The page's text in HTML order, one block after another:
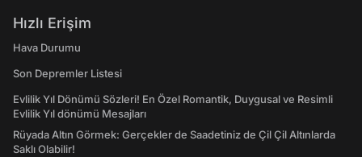
Hızlı Erişim
Hava Durumu
Son Depremler Listesi
Evlilik Yıl Dönümü Sözleri! En Özel Romantik, Duygusal ve Resimli
Evlilik Yıl dönümü Mesajları
Rüyada Altın Görmek: Gerçekler de Saadetiniz de Çil Çil Altınlarda
Saklı Olabilir!